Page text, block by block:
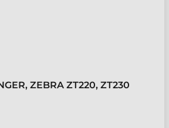
ZEBRA ZT220, ZT230